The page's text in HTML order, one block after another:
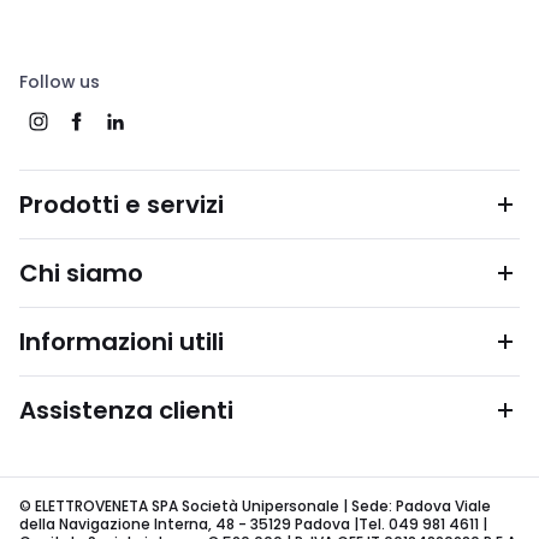
Follow us
Prodotti e servizi
Chi siamo
Informazioni utili
Assistenza clienti
© ELETTROVENETA SPA Società Unipersonale | Sede: Padova Viale
della Navigazione Interna, 48 - 35129 Padova |Tel. 049 981 4611 |